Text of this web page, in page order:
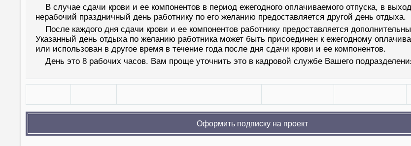
В случае сдачи крови и ее компонентов в период ежегодного оплачиваемого отпуска, в
нерабочий праздничный день работнику по его желанию предоставляется другой день отдыха.
После каждого дня сдачи крови и ее компонентов работнику предоставляется
Указанный день отдыха по желанию работника может быть присоединен к ежегодному
или использован в другое время в течение года после дня сдачи крови и ее компонентов.
День это 8 рабочих часов. Вам проще уточнить это в кадровой службе Вашего
Оформить подписку на проект